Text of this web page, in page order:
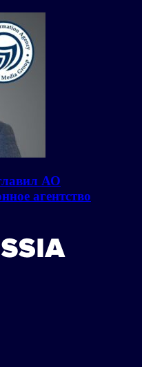
АО
агентство